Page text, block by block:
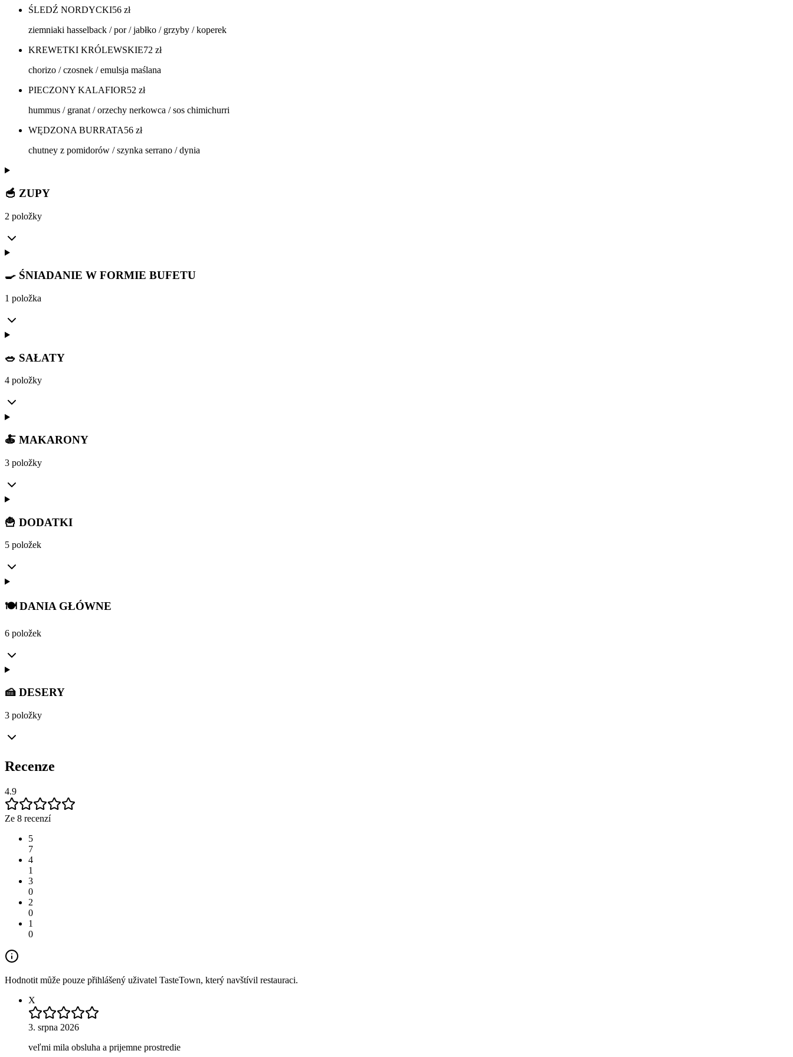
ŚLEDŹ NORDYCKI56 zł
ziemniaki hasselback / por / jabłko / grzyby / koperek
KREWETKI KRÓLEWSKIE72 zł
chorizo / czosnek / emulsja maślana
PIECZONY KALAFIOR52 zł
hummus / granat / orzechy nerkowca / sos chimichurri
WĘDZONA BURRATA56 zł
chutney z pomidorów / szynka serrano / dynia
🥣 ZUPY
2 položky
🍳 ŚNIADANIE W FORMIE BUFETU
1 položka
🥗 SAŁATY
4 položky
🍝 MAKARONY
3 položky
🍟 DODATKI
5 položek
🍽️ DANIA GŁÓWNE
6 položek
🍰 DESERY
3 položky
Recenze
4.9
Ze 8 recenzí
5
7
4
1
3
0
2
0
1
0
Hodnotit může pouze přihlášený uživatel TasteTown, který navštívil restauraci.
X
3. srpna 2026
veľmi mila obsluha a prijemne prostredie